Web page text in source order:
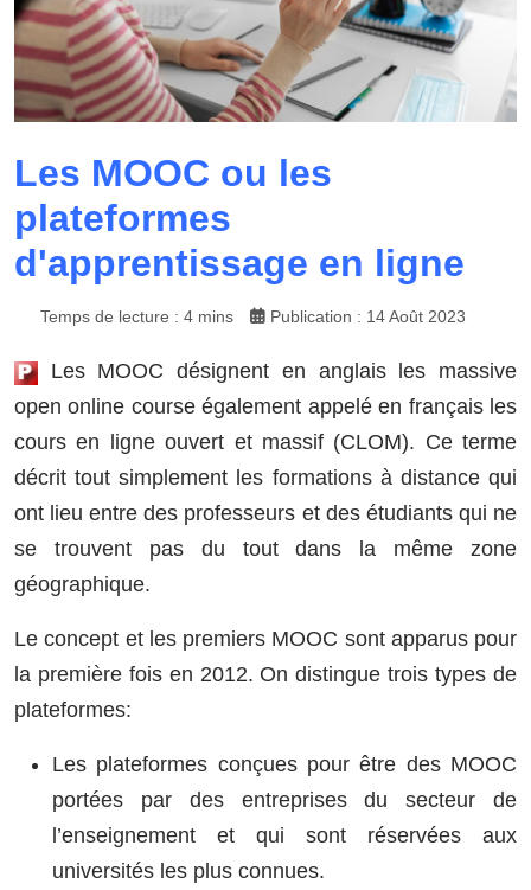
Les MOOC ou les
plateformes
d'apprentissage en ligne
Temps de lecture : 4 mins Publication : 14 Août 2023
Les MOOC désignent en anglais les massive
open online course également appelé en français les
cours en ligne ouvert et massif (CLOM). Ce terme
décrit tout simplement les formations à distance qui
ont lieu entre des professeurs et des étudiants qui ne
se trouvent pas du tout dans la même zone
géographique.
Le concept et les premiers MOOC sont apparus pour
la première fois en 2012. On distingue trois types de
plateformes:
Les plateformes conçues pour être des MOOC
portées par des entreprises du secteur de
l’enseignement et qui sont réservées aux
universités les plus connues.